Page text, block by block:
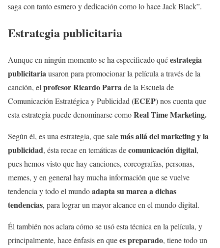
saga con tanto esmero y dedicación como lo hace Jack Black”.
Estrategia publicitaria
Aunque en ningún momento se ha especificado quéestrategia
publicitariausaron para promocionar la película a través de la
canción, elprofesor Ricardo Parrade la Escuela de
Comunicación Estratégica y Publicidad (ECEP) nos cuenta que
esta estrategia puede denominarse comoReal Time Marketing.
Según él, es una estrategia, que salemás allá del marketing y la
publicidad, ésta recae en temáticas decomunicación digital,
pues hemos visto que hay canciones, coreografías, personas,
memes, y en general hay mucha información que se vuelve
tendencia y todo el mundoadapta su marca a dichas
tendencias, para lograr un mayor alcance en el mundo digital.
Él también nos aclara cómo se usó esta técnica en la película, y
principalmente, hace énfasis en quees preparado, tiene todo un